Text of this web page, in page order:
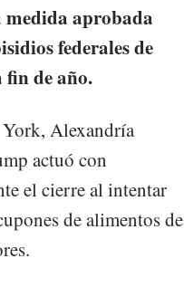
aprobada
federales de
fin de año.
York, Alexandría
actuó con
el cierre al intentar
de alimentos de